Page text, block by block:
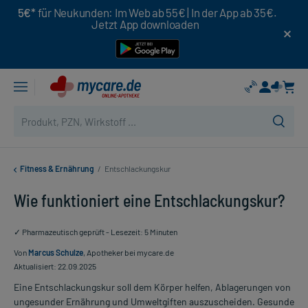
5€* für Neukunden: Im Web ab 55€ | In der App ab 35€.
Jetzt App downloaden
Fitness & Ernährung / Entschlackungskur
Wie funktioniert eine Entschlackungskur?
✓ Pharmazeutisch geprüft - Lesezeit: 5 Minuten
Von Marcus Schulze, Apotheker bei mycare.de
Aktualisiert: 22.09.2025
Eine Entschlackungskur soll dem Körper helfen, Ablagerungen von
ungesunder Ernährung und Umweltgiften auszuscheiden. Gesunde